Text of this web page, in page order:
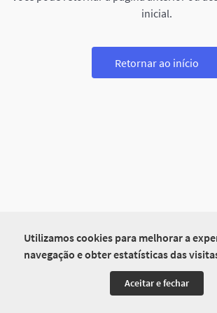
Utilizamos cookies para melhorar a
navegação e obter estatísticas das
Aceitar e fechar
inicial.
Retornar ao início